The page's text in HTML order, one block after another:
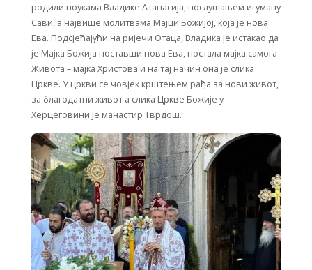
родили поукама Владике Атанасија, послушањем игуману
Сави, а највише молитвама Мајци Божијој, која је нова
Ева. Подсјећајући на ријечи Отаца, Владика је истакао да
је Мајка Божија поставши нова Ева, постала мајка самога
Живота – мајка Христова и на тај начин она је слика
Цркве. У цркви се човјек крштењем рађа за нови живот,
за благодатни живот а слика Цркве Божије у
Херцеговини је манастир Тврдош.